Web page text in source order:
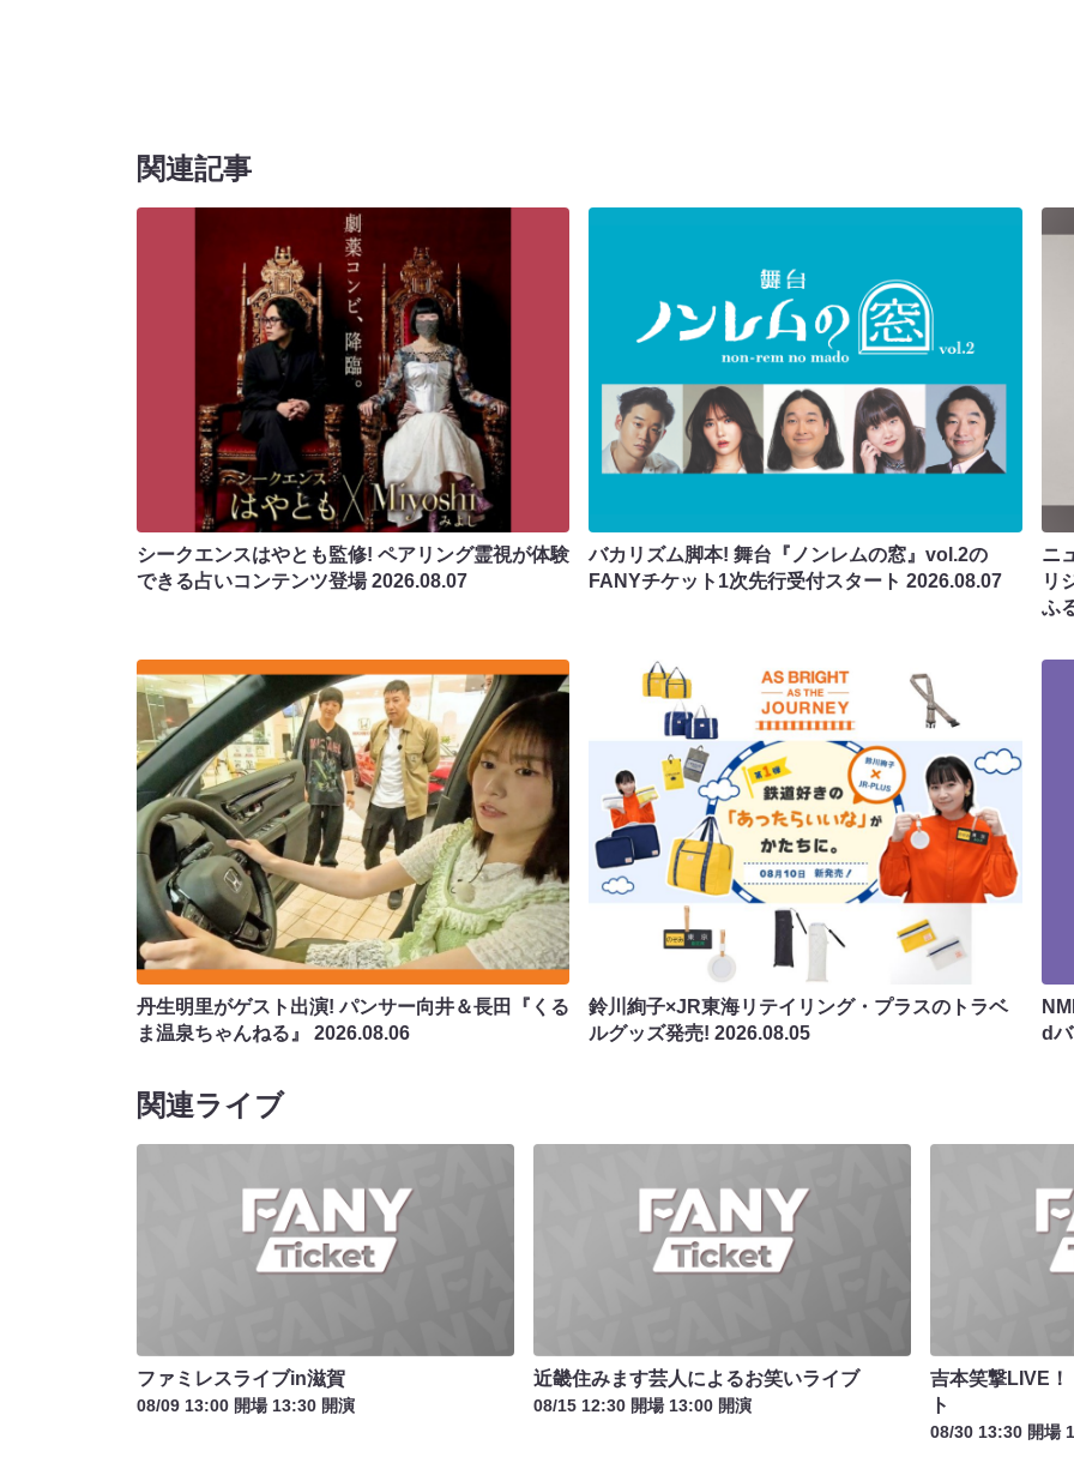
関連記事
シークエンスはやとも監修! ペアリング霊視が体験
できる占いコンテンツ登場2026.08.07
バカリズム脚本! 舞台『ノンレムの窓』vol.2の
FANYチケット1次先行受付スタート2026.08.07
ニ
リ
ふ
丹生明里がゲスト出演! パンサー向井＆長田『くる
ま温泉ちゃんねる』 2026.08.06
鈴川絢子×JR東海リテイリング・プラスのトラベ
ルグッズ発売!2026.08.05
d
関連ライブ
ファミレスライブin滋賀
08/09 13:00 開場 13:30 開演
近畿住みます芸人によるお笑いライブ
08/15 12:30 開場 13:00 開演
吉本笑撃LIVE
ト
08/30 13:30 開場